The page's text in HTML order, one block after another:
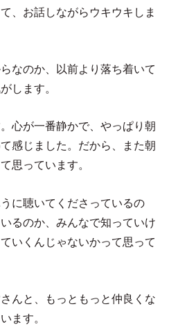
、お話しながらウキウキしま
なのか、以前より落ち着いて
します。
心が一番静かで、やっぱり朝
感じました。だから、また朝
思っています。
に聴いてくださっているの
るのか、みんなで知っていけ
いくんじゃないかって思って
んと、もっともっと仲良くな
ます。